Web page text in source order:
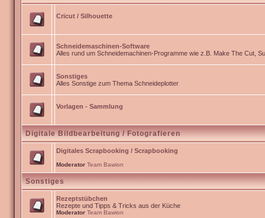
Cricut / Silhouette
Schneidemaschinen-Software
Alles rund um Schneidemachinen-Programme wie z.B. Make The Cut,
Sonstiges
Alles Sonstige zum Thema Schneideplotter
Vorlagen - Sammlung
Digitale Bildbearbeitung / Fotografieren
Digitales Scrapbooking / Scrapbooking
Moderator Team Bawion
Sonstiges
Rezeptstübchen
Rezepte und Tipps & Tricks aus der Küche
Moderator Team Bawion